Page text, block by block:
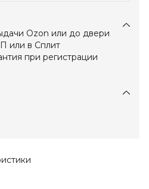
Ozon или до двери
или в Сплит
при регистрации